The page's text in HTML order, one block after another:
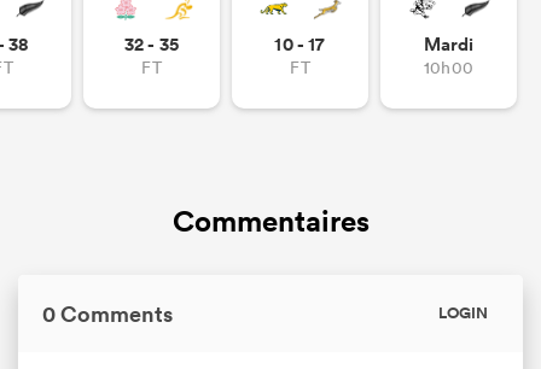
38 32 - 35
FT
10 - 17
FT
Mardi
10h00
Commentaires
0 Comments LOGIN